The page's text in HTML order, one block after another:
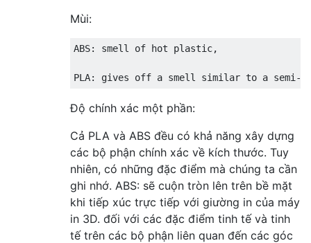
Mùi:
ABS: smell of hot plastic,
Độ chính xác một phần:
Cả PLA và ABS đều có khả năng xây dựng
các bộ phận chính xác về kích thước. Tuy
nhiên, có những đặc điểm mà chúng ta cần
ghi nhớ. ABS: sẽ cuộn tròn lên trên bề mặt
khi tiếp xúc trực tiếp với giường in của máy
in 3D. đối với các đặc điểm tinh tế và tinh
tế trên các bộ phận liên quan đến các góc